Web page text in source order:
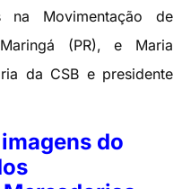
na Movimentação de
(PR), e Maria
da CSB e presidente
do